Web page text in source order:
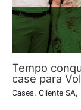
Tempo
case para
Cases, Cliente SA,